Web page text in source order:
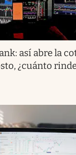
así abre la
¿cuánto